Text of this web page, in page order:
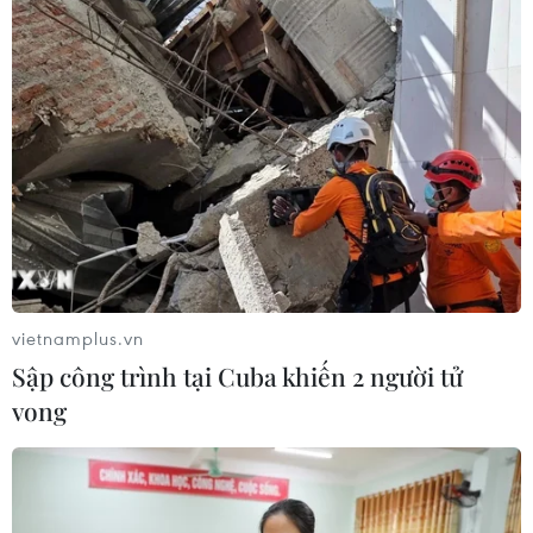
Báo chí Thái Lan đề cao vị thế số 1 khu vực
của U23 Việt Nam
27/08/2023 03:47
Tờ Siam Sport (Thái Lan) nhận định U23 Việt Nam đã
chứng tỏ được vị thế số 1 Đông Nam Á khi bảo vệ thành
công chức vô địch sau khi đánh bại U23 Indonesia.
vietnamplus.vn
Sập công trình tại Cuba khiến 2 người tử
vong